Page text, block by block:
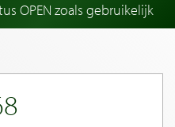
OPEN zoals gebruikelijk